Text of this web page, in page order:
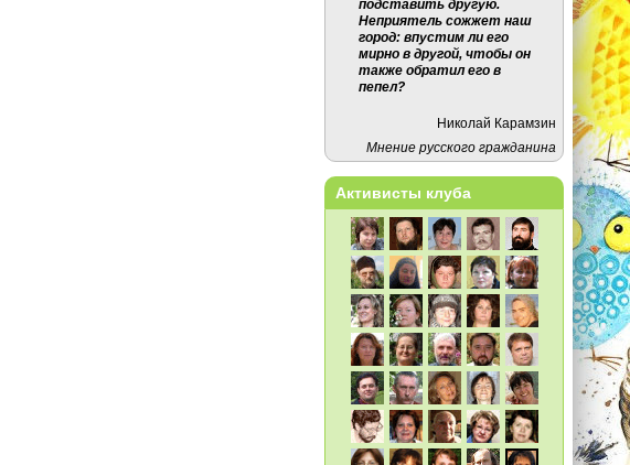
подставить другую.
Неприятель сожжет наш
город: впустим ли его
мирно в другой, чтобы он
также обратил его в
пепел?
Николай Карамзин
Мнение русского гражданина
Активисты клуба